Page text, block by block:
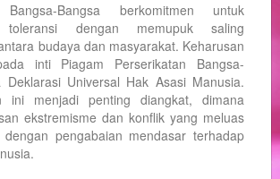
Bangsa-Bangsa berkomitmen untuk
toleransi dengan memupuk saling
budaya dan masyarakat. Keharusan
inti Piagam Perserikatan Bangsa-
Deklarasi Universal Hak Asasi Manusia.
ini menjadi penting diangkat, dimana
ekstremisme dan konflik yang meluas
pengabaian mendasar terhadap